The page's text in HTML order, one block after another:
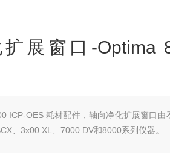
展窗口-Optima
ICP-OES 耗材配件，轴向净化扩展窗口由
、3x00 XL、7000 DV和8000系列仪器。